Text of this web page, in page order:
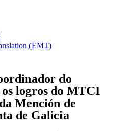
(EMT)
do
logros do MTCI
Mención de
de Galicia